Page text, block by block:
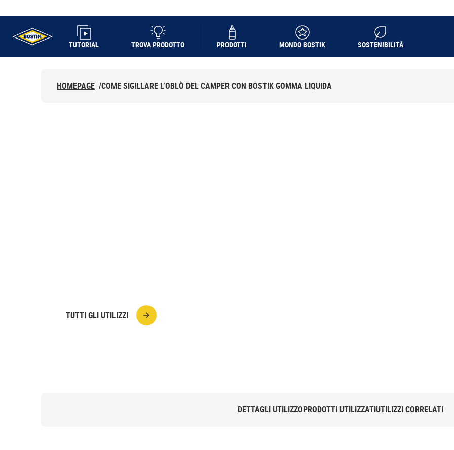
TUTORIAL TROVA PRODOTTO PRODOTTI MONDO BOSTIK SOSTENIBILITÀ
HOMEPAGE /COME SIGILLARE L’OBLÒ DEL CAMPER CON BOSTIK GOMMA LIQUIDA
TUTTI GLI UTILIZZI
DETTAGLI UTILIZZOPRODOTTI UTILIZZATIUTILIZZI CORRELATI